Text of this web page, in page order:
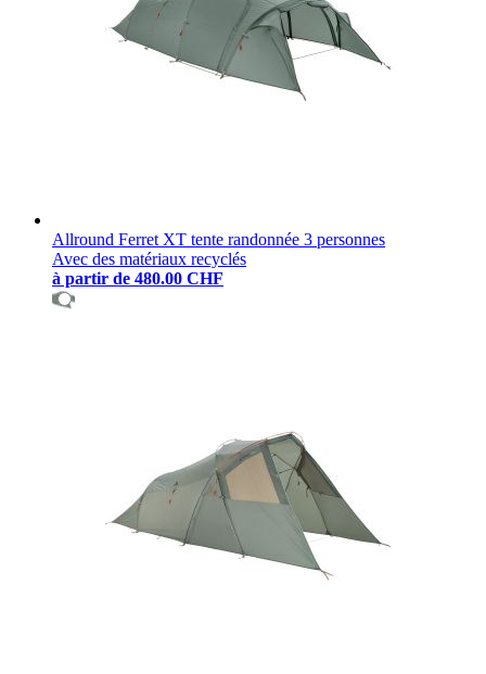
Allround Ferret XT tente randonnée 3 personnes
Avec des matériaux recyclés
à partir de 480.00 CHF